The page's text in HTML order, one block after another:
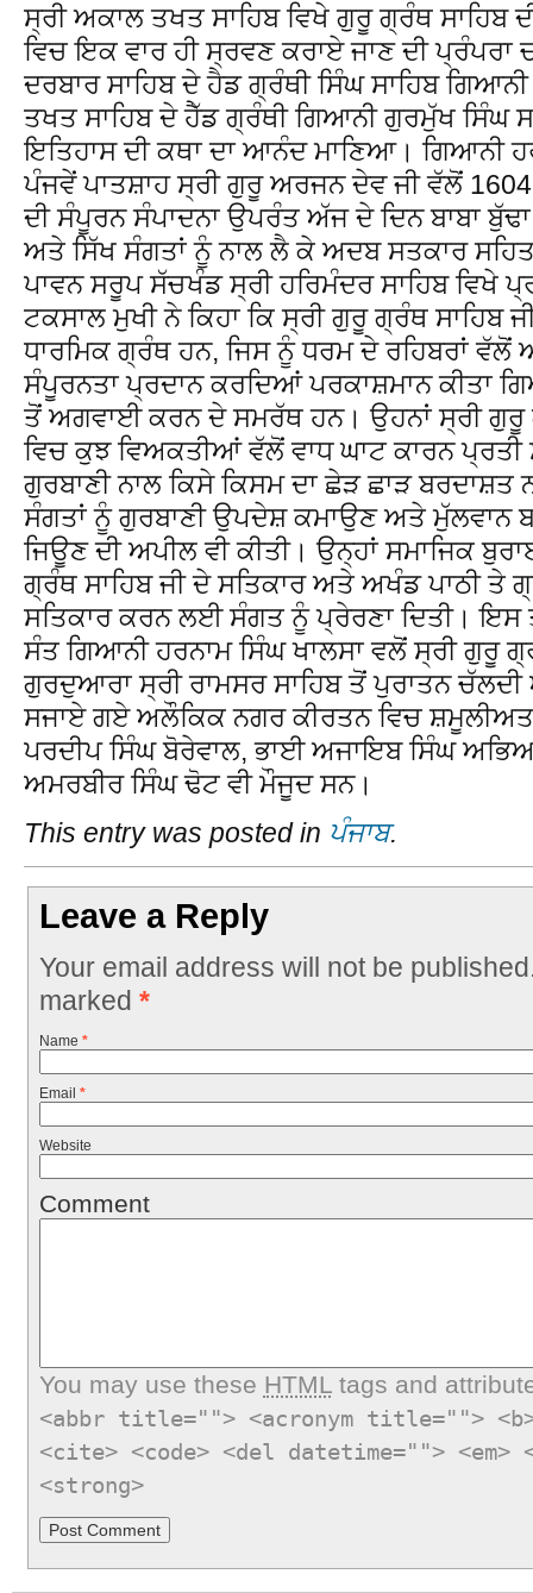
ਸ੍ਰੀ ਅਕਾਲ ਤਖਤ ਸਾਹਿਬ ਵਿਖੇ ਗੁਰੂ ਗ੍ਰੰਥ ਸਾਹਿਬ
ਵਿਚ ਇਕ ਵਾਰ ਹੀ ਸ੍ਰਵਣ ਕਰਾਏ ਜਾਣ ਦੀ
ਦਰਬਾਰ ਸਾਹਿਬ ਦੇ ਹੈਡ ਗ੍ਰੰਥੀ ਸਿੰਘ ਸਾਹਿਬ
ਤਖਤ ਸਾਹਿਬ ਦੇ ਹੈੱਡ ਗ੍ਰੰਥੀ ਗਿਆਨੀ ਗੁਰਮੁੱਖ
ਇਤਿਹਾਸ ਦੀ ਕਥਾ ਦਾ ਆਨੰਦ ਮਾਣਿਆ। ਗਿਆਨੀ
ਪੰਜਵੇਂ ਪਾਤਸ਼ਾਹ ਸ੍ਰੀ ਗੁਰੂ ਅਰਜਨ ਦੇਵ ਜੀ ਵੱਲੋਂ
ਦੀ ਸੰਪੂਰਨ ਸੰਪਾਦਨਾ ਉਪਰੰਤ ਅੱਜ ਦੇ ਦਿਨ ਬਾਬਾ
ਅਤੇ ਸਿੱਖ ਸੰਗਤਾਂ ਨੂੰ ਨਾਲ ਲੈ ਕੇ ਅਦਬ ਸਤਕਾਰ ਸਹਿਤ
ਪਾਵਨ ਸਰੂਪ ਸੱਚਖੰਡ ਸ੍ਰੀ ਹਰਿਮੰਦਰ ਸਾਹਿਬ ਵਿਖੇ
ਟਕਸਾਲ ਮੁਖੀ ਨੇ ਕਿਹਾ ਕਿ ਸ੍ਰੀ ਗੁਰੂ ਗ੍ਰੰਥ
ਧਾਰਮਿਕ ਗ੍ਰੰਥ ਹਨ, ਜਿਸ ਨੂੰ ਧਰਮ ਦੇ ਰਹਿਬਰਾਂ ਵੱਲੋਂ
ਸੰਪੂਰਨਤਾ ਪ੍ਰਦਾਨ ਕਰਦਿਆਂ ਪਰਕਾਸ਼ਮਾਨ ਕੀਤਾ
ਤੋਂ ਅਗਵਾਈ ਕਰਨ ਦੇ ਸਮਰੱਥ ਹਨ। ਉਹਨਾਂ ਸ੍ਰੀ ਗੁਰੂ
ਵਿਚ ਕੁਝ ਵਿਅਕਤੀਆਂ ਵੱਲੋਂ ਵਾਧ ਘਾਟ ਕਾਰਨ ਪ੍ਰਤੀ
ਗੁਰਬਾਣੀ ਨਾਲ ਕਿਸੇ ਕਿਸਮ ਦਾ ਛੇੜ ਛਾੜ ਬਰਦਾਸ਼ਤ
ਸੰਗਤਾਂ ਨੂੰ ਗੁਰਬਾਣੀ ਉਪਦੇਸ਼ ਕਮਾਉਣ ਅਤੇ ਮੁੱਲਵਾਨ
ਜਿਊਣ ਦੀ ਅਪੀਲ ਵੀ ਕੀਤੀ। ਉਨ੍ਹਾਂ ਸਮਾਜਿਕ
ਗ੍ਰੰਥ ਸਾਹਿਬ ਜੀ ਦੇ ਸਤਿਕਾਰ ਅਤੇ ਅਖੰਡ ਪਾਠੀ ਤੇ
ਸਤਿਕਾਰ ਕਰਨ ਲਈ ਸੰਗਤ ਨੂੰ ਪ੍ਰੇਰਣਾ ਦਿਤੀ। ਇਸ
ਸੰਤ ਗਿਆਨੀ ਹਰਨਾਮ ਸਿੰਘ ਖਾਲਸਾ ਵਲੋਂ ਸ੍ਰੀ ਗੁਰੂ
ਗੁਰਦੁਆਰਾ ਸ੍ਰੀ ਰਾਮਸਰ ਸਾਹਿਬ ਤੋਂ ਪੁਰਾਤਨ
ਸਜਾਏ ਗਏ ਅਲੌਕਿਕ ਨਗਰ ਕੀਰਤਨ ਵਿਚ
ਪਰਦੀਪ ਸਿੰਘ ਬੋਰੇਵਾਲ, ਭਾਈ ਅਜਾਇਬ ਸਿੰਘ
ਅਮਰਬੀਰ ਸਿੰਘ ਢੋਟ ਵੀ ਮੌਜੂਦ ਸਨ।
This entry was posted in ਪੰਜਾਬ.
Leave a Reply
Your email address will not be
marked *
Name *
Email *
Website
Comment
You may use these HTMLtags and
<abbr title=""> <acronym title="">
<cite> <code> <del datetime="">
<strong>